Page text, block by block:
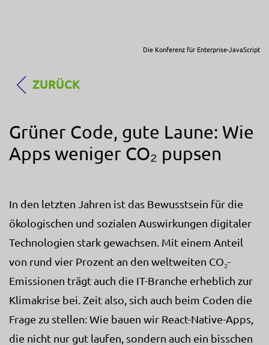
Die Konferenz für Enterprise-JavaScript
ZURÜCK
Grüner Code, gute Laune: Wie
Apps weniger CO₂ pupsen
In den letzten Jahren ist das Bewusstsein für die
ökologischen und sozialen Auswirkungen digitaler
Technologien stark gewachsen. Mit einem Anteil
von rund vier Prozent an den weltweiten CO₂-
Emissionen trägt auch die IT-Branche erheblich zur
Klimakrise bei. Zeit also, sich auch beim Coden die
Frage zu stellen: Wie bauen wir React-Native-Apps,
die nicht nur gut laufen, sondern auch ein bisschen